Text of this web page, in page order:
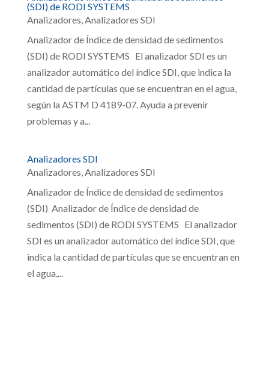
(SDI) de RODI SYSTEMS
Analizadores,Analizadores SDI
Analizador de Índice de densidad de sedimentos
(SDI) de RODI SYSTEMS El analizador SDI es un
analizador automático del índice SDI, que indica la
cantidad de partículas que se encuentran en el agua,
según la ASTM D 4189-07. Ayuda a prevenir
problemas y a...
Analizadores SDI
Analizadores,Analizadores SDI
Analizador de Índice de densidad de sedimentos
(SDI) Analizador de Índice de densidad de
sedimentos (SDI) de RODI SYSTEMS El analizador
SDI es un analizador automático del índice SDI, que
indica la cantidad de partículas que se encuentran en
el agua,...